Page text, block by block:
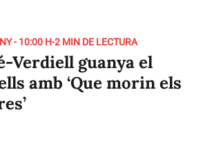
- 10:00 H-2 MIN DE LECTURA
Verdiell guanya el
amb ‘Que morin els